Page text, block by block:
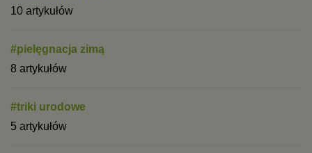
10 artykułów
#pielęgnacja zimą
8 artykułów
#triki urodowe
5 artykułów